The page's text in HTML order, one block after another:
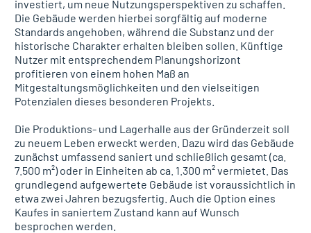
investiert, um neue Nutzungsperspektiven zu schaffen.
Die Gebäude werden hierbei sorgfältig auf moderne
Standards angehoben, während die Substanz und der
historische Charakter erhalten bleiben sollen. Künftige
Nutzer mit entsprechendem Planungshorizont
profitieren von einem hohen Maß an
Mitgestaltungsmöglichkeiten und den vielseitigen
Potenzialen dieses besonderen Projekts.
Die Produktions- und Lagerhalle aus der Gründerzeit soll
zu neuem Leben erweckt werden. Dazu wird das Gebäude
zunächst umfassend saniert und schließlich gesamt (ca.
7.500 m²) oder in Einheiten ab ca. 1.300 m² vermietet. Das
grundlegend aufgewertete Gebäude ist voraussichtlich in
etwa zwei Jahren bezugsfertig. Auch die Option eines
Kaufes in saniertem Zustand kann auf Wunsch
besprochen werden.